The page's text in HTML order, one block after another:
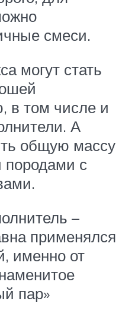
смеси.
могут стать
в том числе и
А
общую массу
породами с
–
применялся
именно от
пар»